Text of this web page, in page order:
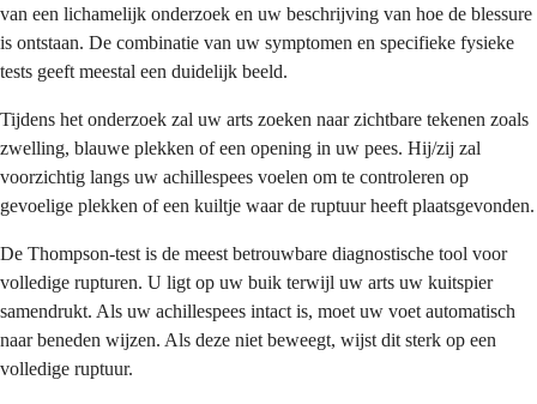
van een lichamelijk onderzoek en uw beschrijving van hoe de blessure
is ontstaan. De combinatie van uw symptomen en specifieke fysieke
tests geeft meestal een duidelijk beeld.
Tijdens het onderzoek zal uw arts zoeken naar zichtbare tekenen zoals
zwelling, blauwe plekken of een opening in uw pees. Hij/zij zal
voorzichtig langs uw achillespees voelen om te controleren op
gevoelige plekken of een kuiltje waar de ruptuur heeft plaatsgevonden.
De Thompson-test is de meest betrouwbare diagnostische tool voor
volledige rupturen. U ligt op uw buik terwijl uw arts uw kuitspier
samendrukt. Als uw achillespees intact is, moet uw voet automatisch
naar beneden wijzen. Als deze niet beweegt, wijst dit sterk op een
volledige ruptuur.